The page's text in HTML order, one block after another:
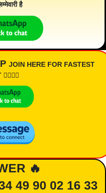
है
JOIN HERE FOR FASTEST
🔥
49 90 02 16 33